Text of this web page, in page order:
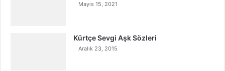
Mayıs 15, 2021
Kürtçe Sevgi Aşk Sözleri
Aralık 23, 2015